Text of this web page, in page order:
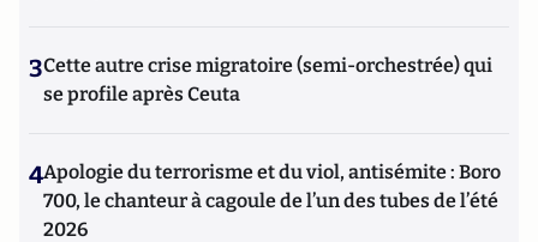
3Cette autre crise migratoire (semi-orchestrée) qui
se profile après Ceuta
4Apologie du terrorisme et du viol, antisémite : Boro
700, le chanteur à cagoule de l’un des tubes de l’été
2026